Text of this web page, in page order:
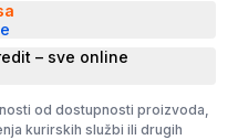
– sve online
od dostupnosti proizvoda,
kurirskih službi ili drugih